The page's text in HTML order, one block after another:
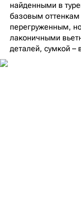
найденными в
базовым оттенкам
перегруженным,
лаконичными
деталей, сумкой –